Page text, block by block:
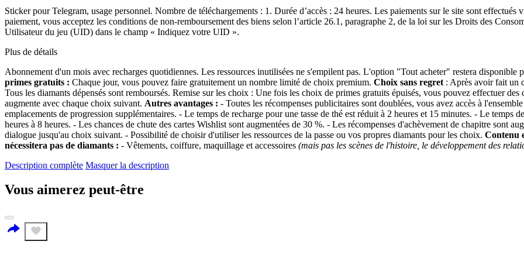
Sticker pour Telegram, usage personnel. Nombre de téléchargements : 1. Durée d’accès : 24 heures. Les paiements sur le site sont
paiement, vous acceptez les conditions de non-remboursement des biens selon l’article 26.1, paragraphe 2, de la loi sur les Droits des
Utilisateur du jeu (UID) dans le champ « Indiquez votre UID ».
Plus de détails
Abonnement d'un mois avec recharges quotidiennes. Les ressources inutilisées ne s'empilent pas. L'option "Tout acheter" restera
primes gratuits : Chaque jour, vous pouvez faire gratuitement un nombre limité de choix premium. Choix sans regret : Après avoir fait un
Tous les diamants dépensés sont remboursés. Remise sur les choix : Une fois les choix de primes gratuits épuisés, vous pouvez effectuer
augmente avec chaque choix suivant. Autres avantages : - Toutes les récompenses publicitaires sont doublées, vous avez accès à
emplacements de progression supplémentaires. - Le temps de recharge pour une tasse de thé est réduit à 2 heures et 15 minutes. - Le
heures à 8 heures. - Les chances de chute des cartes Wishlist sont augmentées de 30 %. - Les récompenses d'achèvement de chapitre sont
dialogue jusqu'au choix suivant. - Possibilité de choisir d'utiliser les ressources de la passe ou vos propres diamants pour les choix. Contenu
nécessitera pas de diamants : - Vêtements, coiffure, maquillage et accessoires (mais pas les scènes de l'histoire, le développement des
Description complète Masquer la description
Vous aimerez peut-être